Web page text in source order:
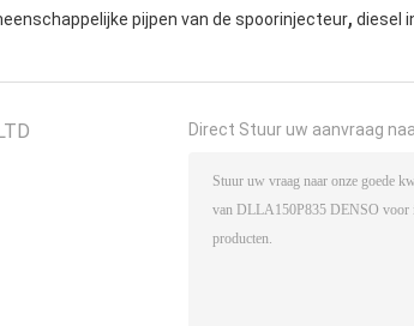
pijpen van de spoorinjecteur, diesel
Direct Stuur uw aanvraag